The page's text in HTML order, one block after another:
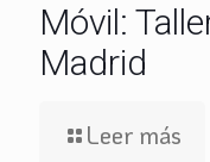
Móvil:
Madrid
Leer más